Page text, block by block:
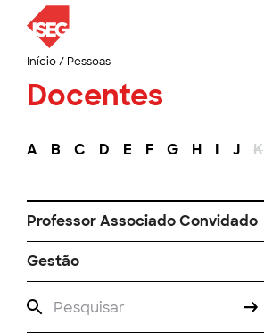
Início/ Pessoas
Docentes
A B C D E F G H I J K
Professor Associado Convidado
Gestão